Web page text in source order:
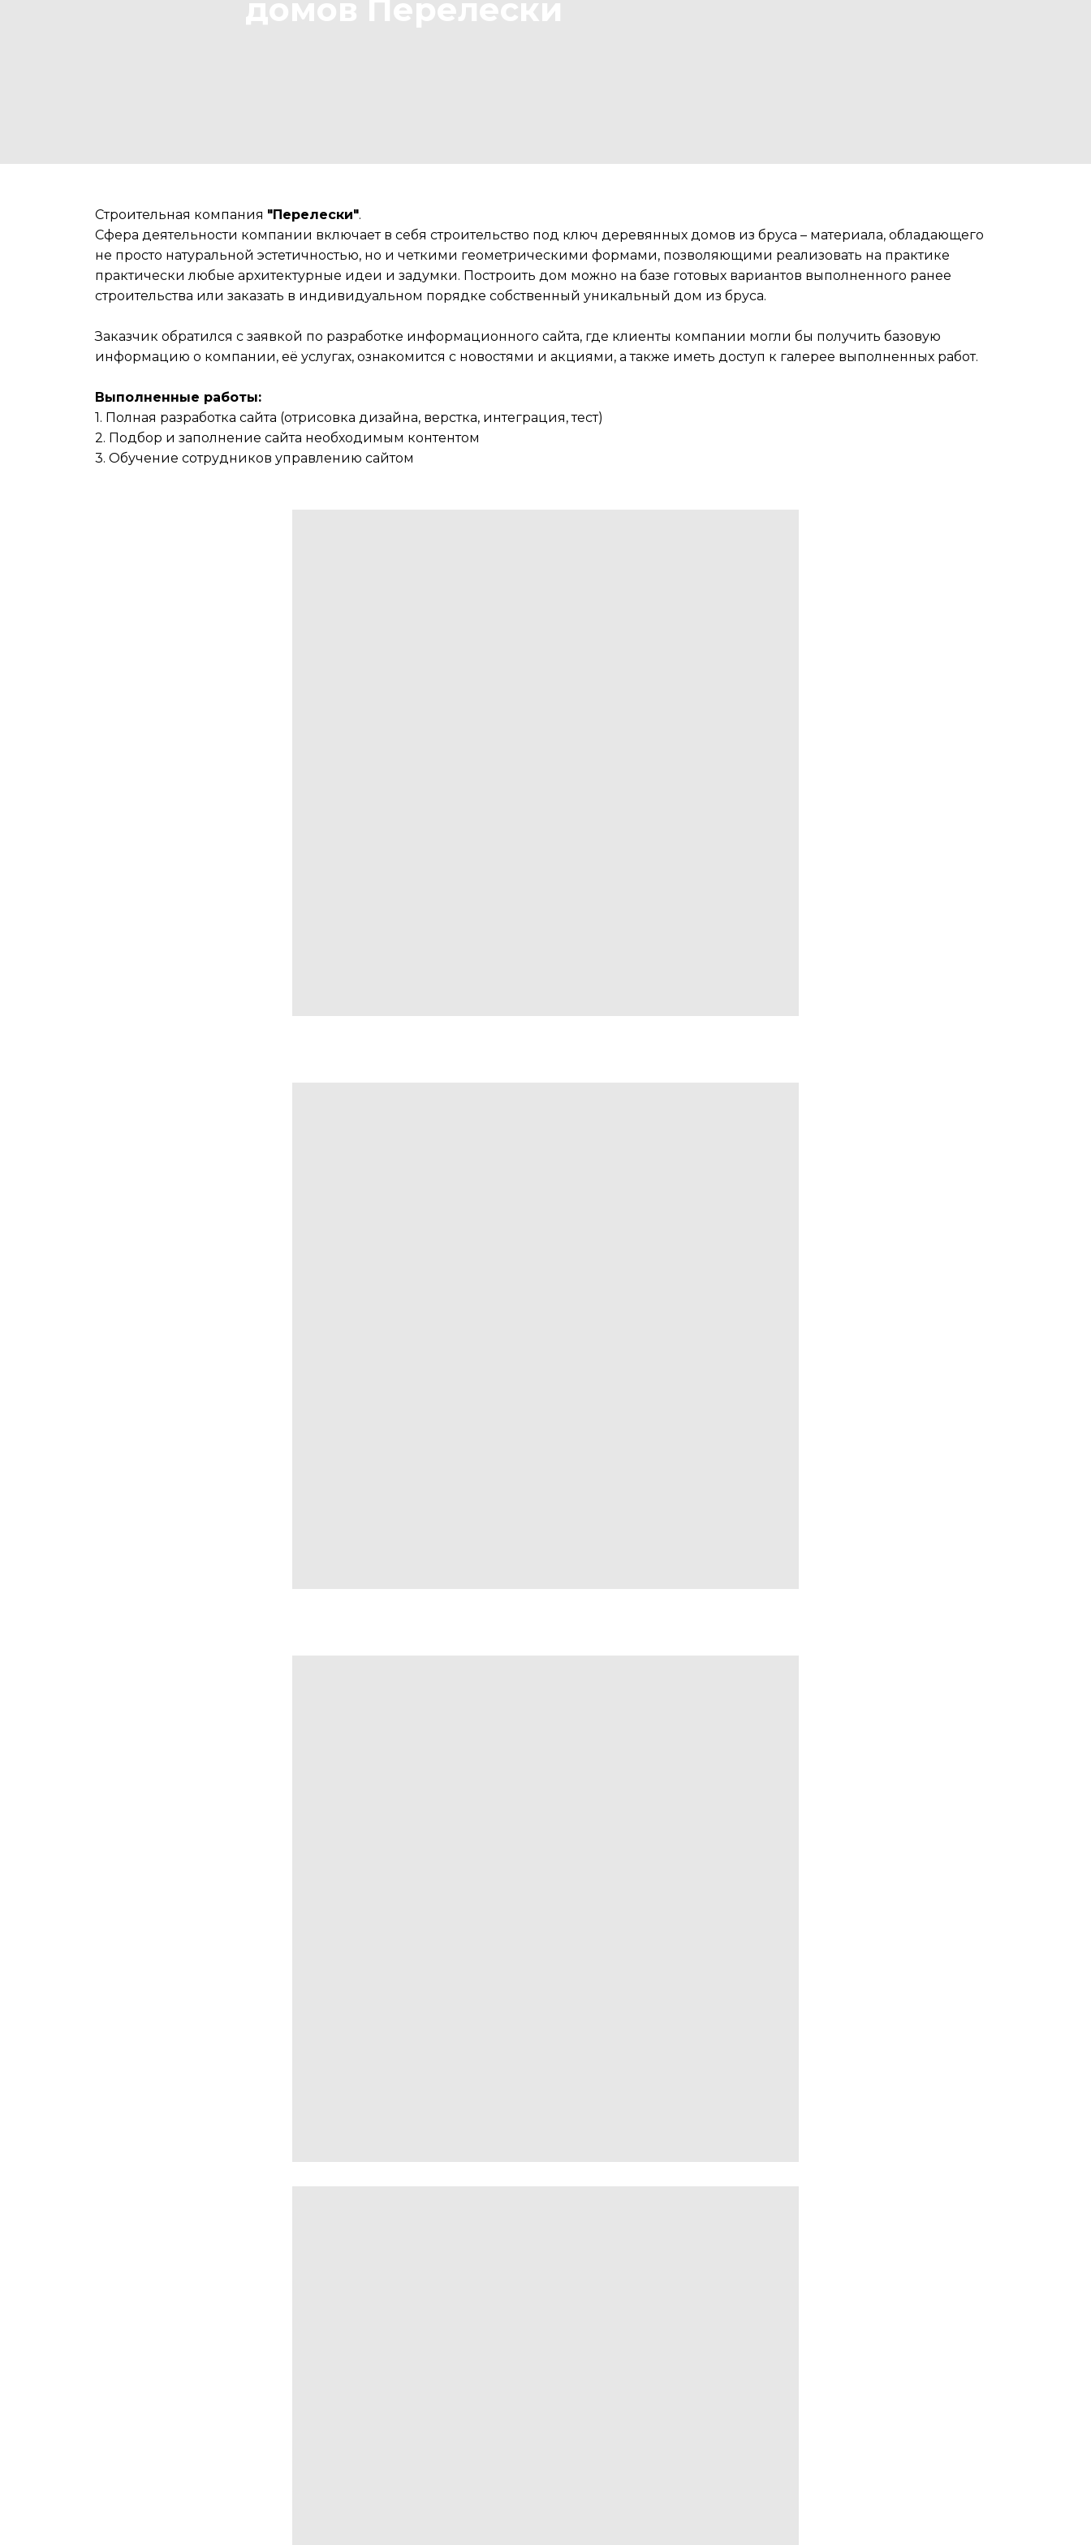
домов Перелески
Строительная компания "Перелески".
Сфера деятельности компании включает в себя строительство под ключ деревянных домов из бруса – материала, обладающего
не просто натуральной эстетичностью, но и четкими геометрическими формами, позволяющими реализовать на практике
практически любые архитектурные идеи и задумки. Построить дом можно на базе готовых вариантов выполненного ранее
строительства или заказать в индивидуальном порядке собственный уникальный дом из бруса.
Заказчик обратился с заявкой по разработке информационного сайта, где клиенты компании могли бы получить базовую
информацию о компании, её услугах, ознакомится с новостями и акциями, а также иметь доступ к галерее выполненных работ.
Выполненные работы:
1. Полная разработка сайта (отрисовка дизайна, верстка, интеграция, тест)
2. Подбор и заполнение сайта необходимым контентом
3. Обучение сотрудников управлению сайтом